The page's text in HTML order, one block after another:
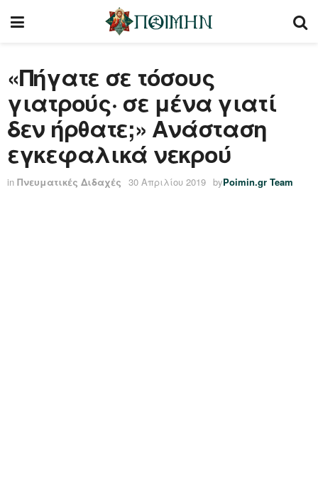
«Πήγατε σε τόσους
γιατρούς· σε μένα γιατί
δεν ήρθατε;» Ανάσταση
εγκεφαλικά νεκρού
in Πνευματικές Διδαχές 30 Απριλίου 2019 byPoimin.gr Team